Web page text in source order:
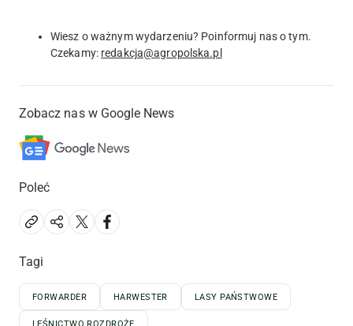
Wiesz o ważnym wydarzeniu? Poinformuj nas o tym.
Czekamy: redakcja@agropolska.pl
Zobacz nas w Google News
Poleć
Tagi
FORWARDER HARWESTER LASY PAŃSTWOWE
LEŚNICTWO ROZDROŻE